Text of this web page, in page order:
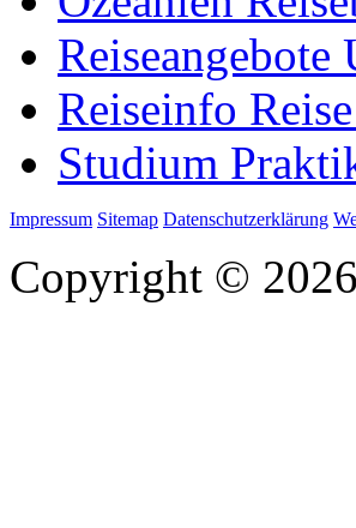
Reiseangebote
Reiseinfo
Studium
Impressum Sitemap Datenschutzerklärung
Copyright © 2026